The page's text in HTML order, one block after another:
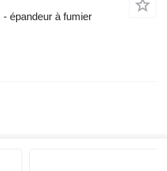
épandeur à fumier